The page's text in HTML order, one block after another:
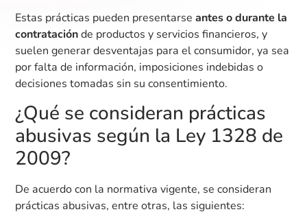
Estas prácticas pueden presentarseantes o durante la
contrataciónde productos y servicios financieros, y
suelen generar desventajas para el consumidor, ya sea
por falta de información, imposiciones indebidas o
decisiones tomadas sin su consentimiento.
¿Qué se consideran prácticas
abusivas según la Ley 1328 de
2009?
De acuerdo con la normativa vigente, se consideran
prácticas abusivas, entre otras, las siguientes: